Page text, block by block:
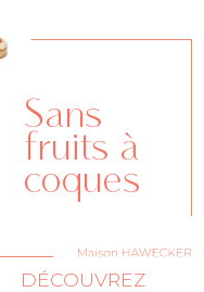
Sans
fruits à
coques
DÉCOUVREZ